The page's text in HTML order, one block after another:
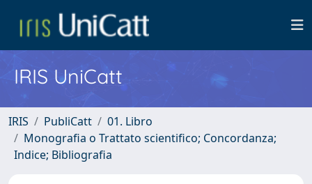
IRIS UniCatt
IRIS PubliCatt
01. Libro
Monografia o Trattato scientifico; Concordanza;
Indice; Bibliografia